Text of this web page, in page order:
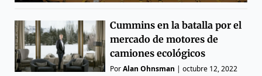
Cummins en la batalla por el
mercado de motores de
camiones ecológicos
PorAlan Ohnsman |octubre 12, 2022